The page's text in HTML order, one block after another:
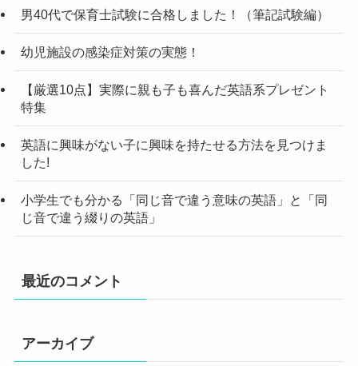
男40代で保育士試験に合格しました！（筆記試験編）
幼児施設の感染症対策の実態！
【厳選10点】実際に親も子も喜んだ英語系プレゼント
特集
英語に興味がない子に興味を持たせる方法を見つけま
した!
小学生でも分かる「同じ音で違う意味の英語」と「同
じ音で違う綴りの英語」
最近のコメント
アーカイブ